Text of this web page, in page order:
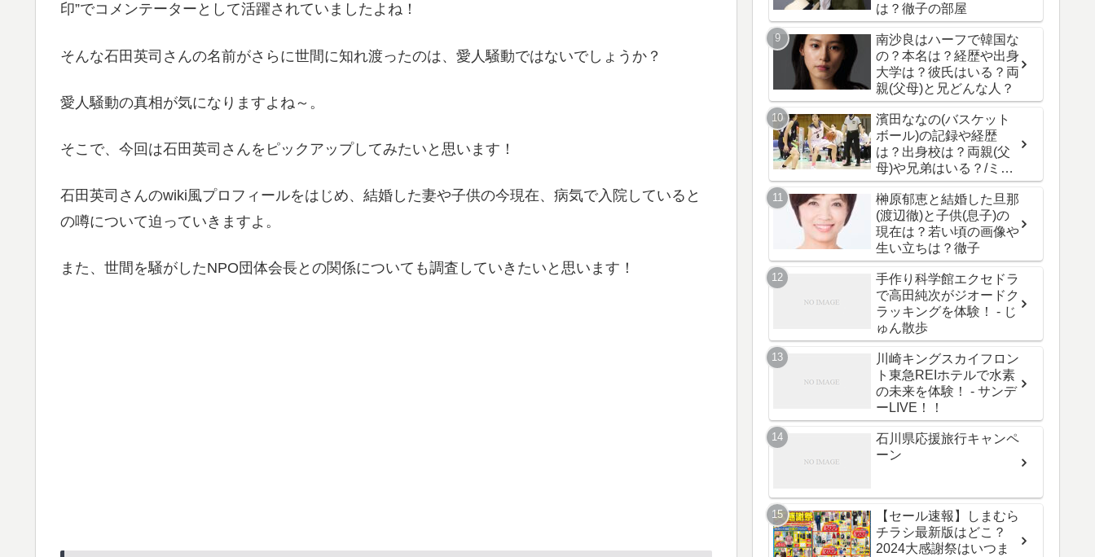
印”でコメンテーターとして活躍されていましたよね！
そんな石田英司さんの名前がさらに世間に知れ渡ったのは、愛人騒動ではないでしょうか？
愛人騒動の真相が気になりますよね～。
そこで、今回は石田英司さんをピックアップしてみたいと思います！
石田英司さんのwiki風プロフィールをはじめ、結婚した妻や子供の今現在、病気で入院していると
の噂について迫っていきますよ。
また、世間を騒がしたNPO団体会長との関係についても調査していきたいと思います！
は？徹子の部屋
南沙良はハーフで韓国な
の？本名は？経歴や出身
大学は？彼氏はいる？両
親(父母)と兄どんな人？
濱田ななの(バスケット
ボール)の記録や経歴
は？出身校は？両親(父
母)や兄弟はいる？/ミラ
イモンスター
榊原郁恵と結婚した旦那
(渡辺徹)と子供(息子)の
現在は？若い頃の画像や
生い立ちは？徹子
手作り科学館エクセドラ
で高田純次がジオードク
ラッキングを体験！ - じ
ゅん散歩
川崎キングスカイフロン
ト東急REIホテルで水素
の未来を体験！ - サンデ
ーLIVE！！
石川県応援旅行キャンペ
ーン
【セール速報】しまむら
チラシ最新版はどこ？
2024大感謝祭はいつま